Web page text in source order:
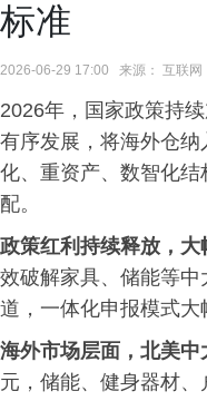
标准
2026-06-29 17:00 来源： 互联网
2026年，国家政策持
有序发展，将海外仓
化、重资产、数智化
配。
政策红利持续释放，大
效破解家具、储能等
道，一体化申报模式
海外市场层面，北美中
元，储能、健身器材